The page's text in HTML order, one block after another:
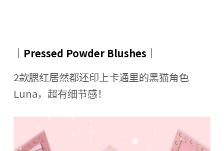
｜Pressed Powder Blushes｜
2款腮红居然都还印上卡通里的黑猫角色
Luna，超有细节感！